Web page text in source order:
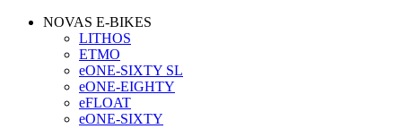
NOVAS E-BIKES
LITHOS
ETMO
eONE-SIXTY SL
eONE-EIGHTY
eFLOAT
eONE-SIXTY